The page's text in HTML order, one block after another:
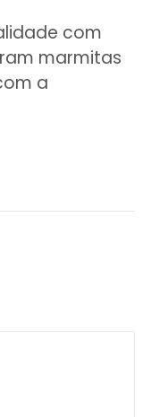
com
marmitas
a